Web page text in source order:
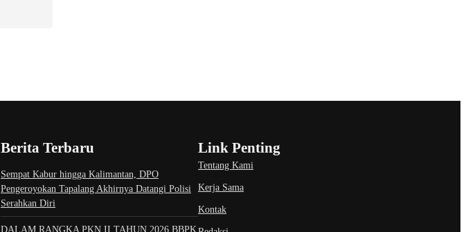
Berita Terbaru
Sempat Kabur hingga Kalimantan, DPO
Pengeroyokan Tapalang Akhirnya Datangi Polisi
Serahkan Diri
DALAM RANGKA PKN II TAHUN 2026 BBPK
Link Penting
Tentang Kami
Kerja Sama
Kontak